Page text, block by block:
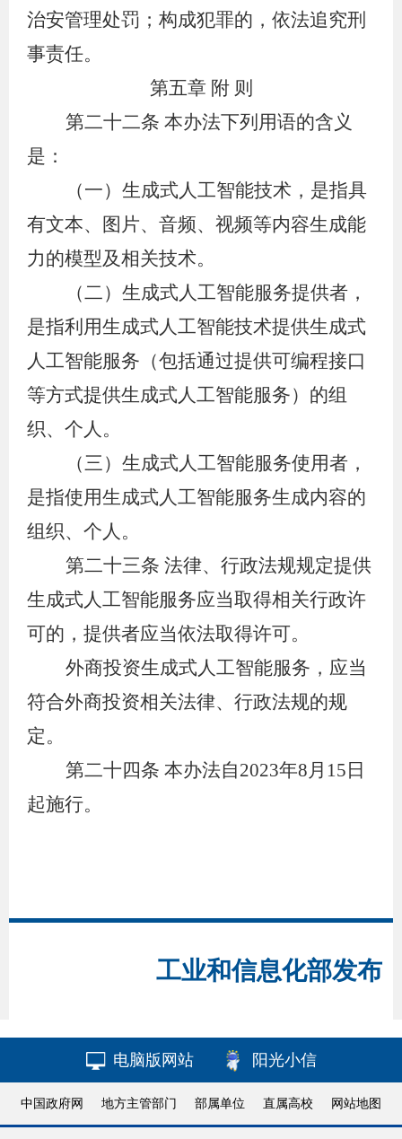
治安管理处罚；构成犯罪的，依法追究刑
事责任。
第五章 附 则
第二十二条 本办法下列用语的含义
是：
（一）生成式人工智能技术，是指具
有文本、图片、音频、视频等内容生成能
力的模型及相关技术。
（二）生成式人工智能服务提供者，
是指利用生成式人工智能技术提供生成式
人工智能服务（包括通过提供可编程接口
等方式提供生成式人工智能服务）的组
织、个人。
（三）生成式人工智能服务使用者，
是指使用生成式人工智能服务生成内容的
组织、个人。
第二十三条 法律、行政法规规定提供
生成式人工智能服务应当取得相关行政许
可的，提供者应当依法取得许可。
外商投资生成式人工智能服务，应当
符合外商投资相关法律、行政法规的规
定。
第二十四条 本办法自2023年8月15日
起施行。
工业和信息化部发布
电脑版网站 阳光小信
中国政府网 地方主管部门 部属单位 直属高校 网站地图